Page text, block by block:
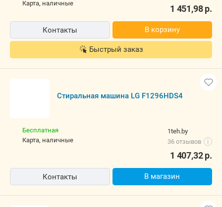
карта, наличные
1 451,98р.
Контакты В корзину
Быстрый заказ
Стиральная машина LG F1296HDS4
1teh.by
36 отзывов
i
Бесплатная
карта, наличные
1 407,32р.
Контакты В магазин